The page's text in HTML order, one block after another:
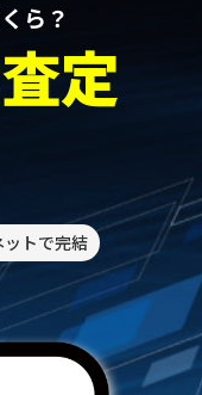
ら？
定
ットで完結